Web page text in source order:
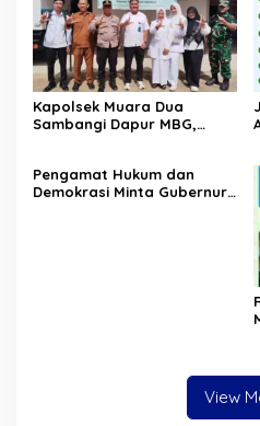
Kapolsek Muara Dua
Sambangi Dapur MBG,
Sesuai SOP
‎Pengamat Hukum dan
Demokrasi Minta Gubernur
View